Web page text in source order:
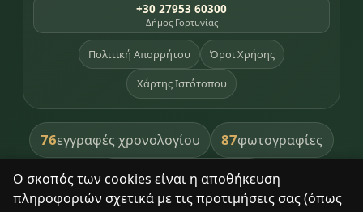
Ο σκοπός των cookies είναι η αποθήκευση
πληροφοριών σχετικά με τις προτιμήσεις σας (όπως
+30 27953 60300
Δήμος Γορτυνίας
Πολιτική Απορρήτου Όροι Χρήσης
Χάρτης Ιστότοπου
76εγγραφές χρονολογίου 87φωτογραφίες
391βιβλία βιβλιοθήκης